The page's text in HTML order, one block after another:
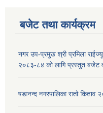
बजेट तथा कार्यक्रम
नगर उप-प्रमुख श्री प्रमिला
२०८३-८४ को लागि प्रस्तुत बजेट
षडानन्द नगरपालिका रातो किताव